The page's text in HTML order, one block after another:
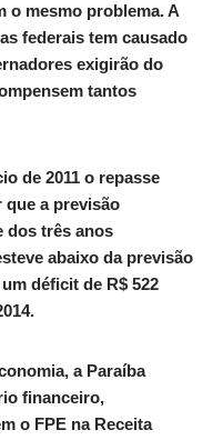
o mesmo problema. A
federais tem causado
exigirão do
tantos
de 2011 o repasse
a previsão
dos três anos
abaixo da previsão
déficit de R$ 522
a Paraíba
financeiro,
o FPE na Receita